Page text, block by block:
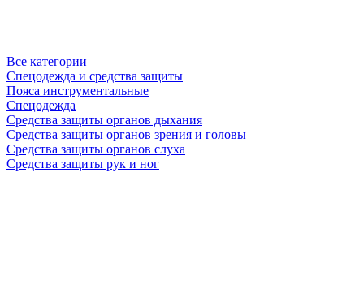
Все категории
Спецодежда и средства защиты
Пояса инструментальные
Спецодежда
Средства защиты органов дыхания
Средства защиты органов зрения и головы
Средства защиты органов слуха
Средства защиты рук и ног